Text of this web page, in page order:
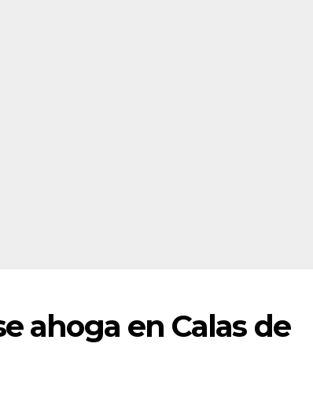
ahoga en Calas de